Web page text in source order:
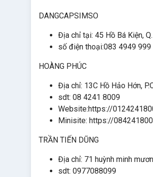
DANGCAPSIMSO
Địa chỉ tại: 45 Hồ Bá Kiện,
số điện thoại:083 4949 999
HOÀNG PHÚC
Địa chỉ: 13C Hồ Hảo Hớn,
sdt: 08 4241 8009
Website:https://
Minisite: https://
TRẦN TIẾN DŨNG
Địa chỉ: 71 huỳnh minh
sdt: 0977088099